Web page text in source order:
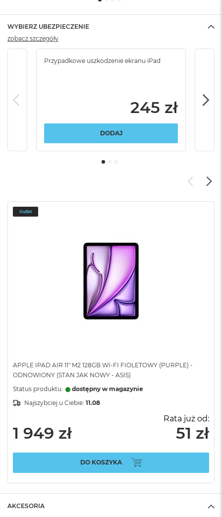
WYBIERZ UBEZPIECZENIE
Przypadkowe uszkodzenie ekranu iPad
245 zł
DODAJ
zobacz szczegóły
Outlet
APPLE IPAD AIR 11" M2 128GB WI-FI FIOLETOWY (PURPLE) -
ODNOWIONY (STAN JAK NOWY - ASIS)
Status produktu:
dostępny w magazynie
Najszybciej u Ciebie: 11.08
1 949 zł
Rata już od:
51 zł
DO KOSZYKA
AKCESORIA